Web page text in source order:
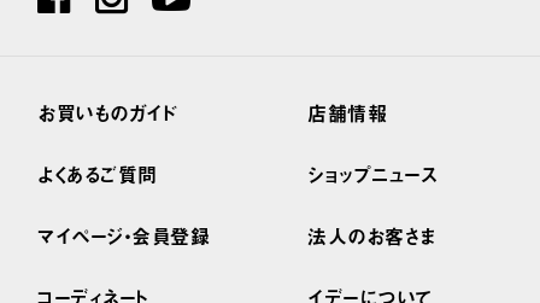
お買いものガイド
よくあるご質問
マイページ・会員登録
店舗情報
ショップニュース
法人のお客さま